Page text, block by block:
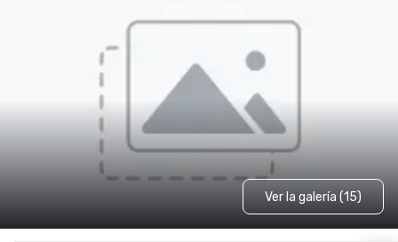
Ver la galería (15)